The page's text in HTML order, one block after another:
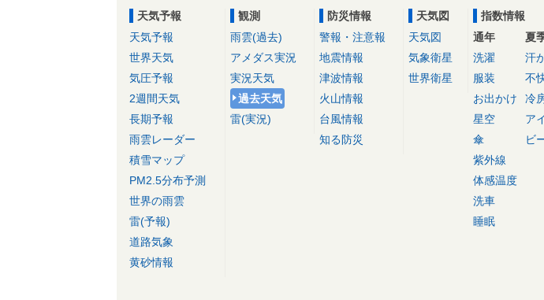
天気予報
天気予報
世界天気
気圧予報
2週間天気
長期予報
雨雲レーダー
積雪マップ
PM2.5分布予測
世界の雨雲
雷(予報)
道路気象
黄砂情報
観測
雨雲(過去)
アメダス実況
実況天気
過去天気
雷(実況)
防災情報
警報・注意報
地震情報
津波情報
火山情報
台風情報
知る防災
天気図
天気図
気象衛星
世界衛星
指数情報
通年
洗濯
服装
お出かけ
星空
傘
紫外線
体感温度
洗車
睡眠
夏
汗
不
冷
ア
ビ